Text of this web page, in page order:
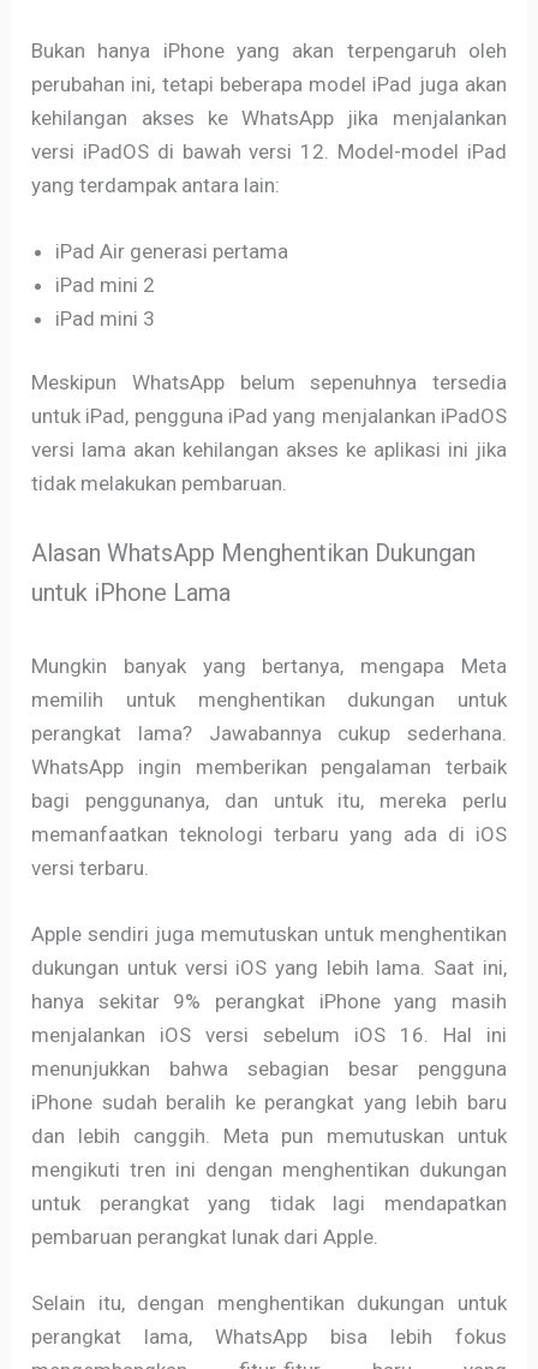
Bukan hanya iPhone yang akan terpengaruh oleh
perubahan ini, tetapi beberapa model iPad juga akan
kehilangan akses ke WhatsApp jika menjalankan
versi iPadOS di bawah versi 12. Model-model iPad
yang terdampak antara lain:
iPad Air generasi pertama
iPad mini 2
iPad mini 3
Meskipun WhatsApp belum sepenuhnya tersedia
untuk iPad, pengguna iPad yang menjalankan iPadOS
versi lama akan kehilangan akses ke aplikasi ini jika
tidak melakukan pembaruan.
Alasan WhatsApp Menghentikan Dukungan
untuk iPhone Lama
Mungkin banyak yang bertanya, mengapa Meta
memilih untuk menghentikan dukungan untuk
perangkat lama? Jawabannya cukup sederhana.
WhatsApp ingin memberikan pengalaman terbaik
bagi penggunanya, dan untuk itu, mereka perlu
memanfaatkan teknologi terbaru yang ada di iOS
versi terbaru.
Apple sendiri juga memutuskan untuk menghentikan
dukungan untuk versi iOS yang lebih lama. Saat ini,
hanya sekitar 9% perangkat iPhone yang masih
menjalankan iOS versi sebelum iOS 16. Hal ini
menunjukkan bahwa sebagian besar pengguna
iPhone sudah beralih ke perangkat yang lebih baru
dan lebih canggih. Meta pun memutuskan untuk
mengikuti tren ini dengan menghentikan dukungan
untuk perangkat yang tidak lagi mendapatkan
pembaruan perangkat lunak dari Apple.
Selain itu, dengan menghentikan dukungan untuk
perangkat lama, WhatsApp bisa lebih fokus